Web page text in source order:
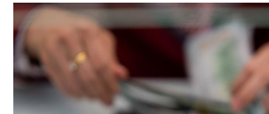
việc đưa Quyền rút vốn đặc biệt (SDR) của
(IMF) vào nguồn hình thành dự trữ ngoại hối